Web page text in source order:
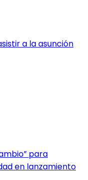
a la asunción
para
en lanzamiento